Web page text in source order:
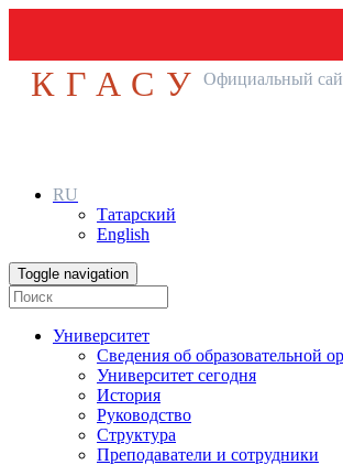
КГАСУ Официальный
RU
Татарский
English
Toggle navigation
Университет
Сведения об образовательной
Университет сегодня
История
Руководство
Структура
Преподаватели и сотрудники